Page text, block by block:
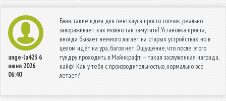
ange-la423 6
июня 2026
06:40
Блин, такие идеи для пентхауса просто топчик, реально
завораживает, как можно так замутить! Установка проста,
иногда бывает немного лагает на старых устройствах, но в
целом идёт на ура, багов нет. Ощущение, что после этого
тундру проходить в Майнкрафт — такая заслуженная награда,
кайф! Как у тебя с производительностью, нормально всё
летает?